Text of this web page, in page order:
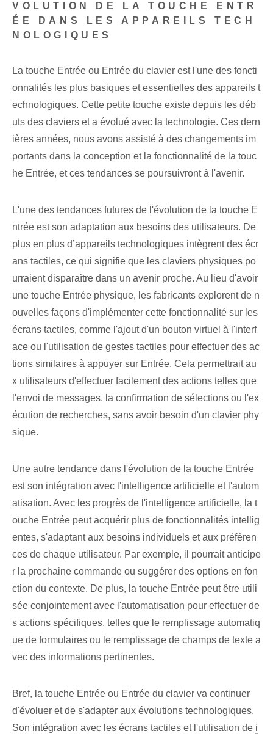
VOLUTION DE LA TOUCHE ENTR
ÉE DANS LES APPAREILS TECH
NOLOGIQUES
La touche Entrée ou Entrée du clavier est l'une des foncti
onnalités les plus basiques et essentielles des appareils t
echnologiques. Cette petite touche existe depuis les déb
uts des claviers et a évolué avec la technologie. Ces dern
ières années, nous avons assisté à des changements im
portants dans la conception et la fonctionnalité de la touc
he Entrée, et ces tendances se poursuivront à l'avenir.
L'une des tendances futures de l'évolution de la touche E
ntrée est son adaptation aux besoins des utilisateurs. De
plus en plus d’appareils technologiques intègrent des écr
ans tactiles, ce qui signifie que les claviers physiques po
urraient disparaître dans un avenir proche. Au lieu d'avoir
une touche Entrée physique, les fabricants explorent de n
ouvelles façons d'implémenter cette fonctionnalité sur les
écrans tactiles, comme l'ajout d'un bouton virtuel à l'interf
ace ou l'utilisation de gestes tactiles pour effectuer des ac
tions⁣ similaires à appuyer sur Entrée. Cela permettrait au
x utilisateurs d'effectuer facilement des actions telles que
l'envoi de messages, la confirmation de sélections ou l'ex
écution de recherches, sans avoir besoin d'un clavier phy
sique.
Une autre tendance dans l'évolution de la touche Entrée
est son intégration avec l'intelligence artificielle et l'autom
atisation. Avec les progrès de l'intelligence artificielle, la t
ouche Entrée peut acquérir plus de fonctionnalités intellig
entes, s'adaptant aux besoins individuels et aux préféren
ces de chaque utilisateur. Par exemple, il pourrait anticipe
r la prochaine commande ou suggérer des options en fon
ction du contexte. De plus, la touche Entrée peut être utili
sée conjointement avec l'automatisation pour effectuer de
s actions spécifiques, telles que le remplissage automatiq
ue de formulaires ou le remplissage de champs de texte a
vec des informations pertinentes.
Bref, la touche Entrée ou Entrée du clavier va continuer
d'évoluer et de s'adapter aux évolutions technologiques.
Son intégration avec les écrans tactiles et l'utilisation de i